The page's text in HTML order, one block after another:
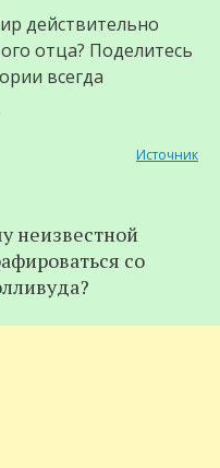
действительно
отца? Поделитесь
всегда
Источник
неизвестной
со